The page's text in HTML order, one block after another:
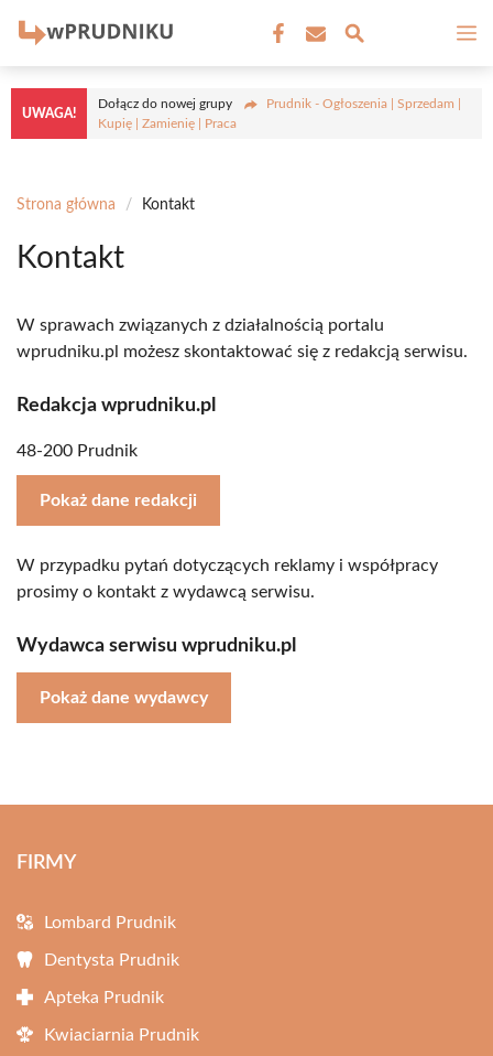
treści
UWAGA!
Dołącz do nowej grupy
Prudnik - Ogłoszenia | Sprzedam |
Kupię | Zamienię | Praca
Strona główna / Kontakt
Kontakt
W sprawach związanych z działalnością portalu
wprudniku.pl możesz skontaktować się z redakcją serwisu.
Redakcja wprudniku.pl
48-200 Prudnik
Pokaż dane redakcji
W przypadku pytań dotyczących reklamy i współpracy
prosimy o kontakt z wydawcą serwisu.
Wydawca serwisu wprudniku.pl
Pokaż dane wydawcy
FIRMY
Lombard Prudnik
Dentysta Prudnik
Apteka Prudnik
Kwiaciarnia Prudnik